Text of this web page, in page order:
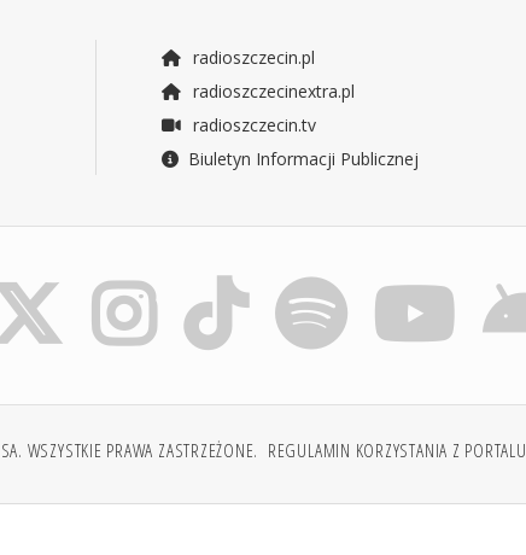
radioszczecin.pl
radioszczecinextra.pl
radioszczecin.tv
Biuletyn Informacji Publicznej
WSZYSTKIE PRAWA ZASTRZEŻONE. REGULAMIN KORZYSTANIA Z PORTALU